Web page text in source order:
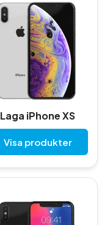
Laga iPhone XS
Visa produkter